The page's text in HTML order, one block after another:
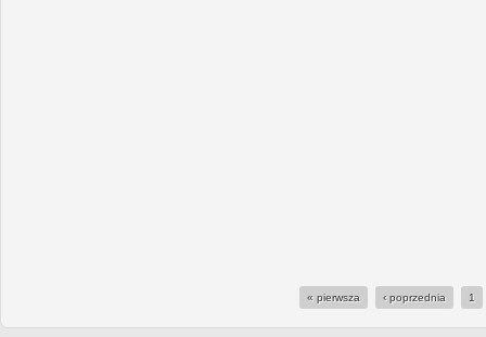
« pierwsza ‹ poprzednia 1